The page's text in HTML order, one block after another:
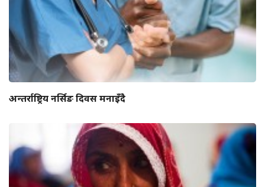
अन्तर्राष्ट्रिय नर्सिङ दिवस मनाइँदै